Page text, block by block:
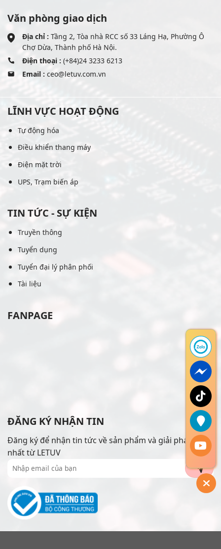
Văn phòng giao dịch
Địa chỉ : Tầng 2, Tòa nhà RCC số 33 Láng Hạ, Phường Ô
Chợ Dừa, Thành phố Hà Nội.
Điện thoại : (+84)24 3233 6213
Email : ceo@letuv.com.vn
LĨNH VỰC HOẠT ĐỘNG
Tự động hóa
Điều khiển thang máy
Điện mặt trời
UPS, Trạm biến áp
TIN TỨC - SỰ KIỆN
Truyền thông
Tuyển dụng
Tuyển đại lý phân phối
Tài liệu
FANPAGE
ĐĂNG KÝ NHẬN TIN
Đăng ký để nhận tin tức về sản phẩm và giải pháp mới
nhất từ LETUV